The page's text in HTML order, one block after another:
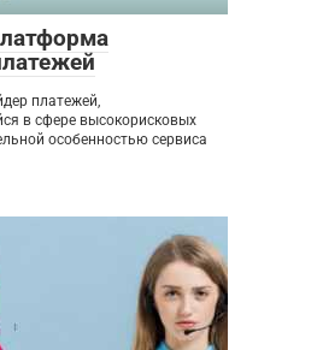
платежей,
в сфере высокорисковых
особенностью сервиса